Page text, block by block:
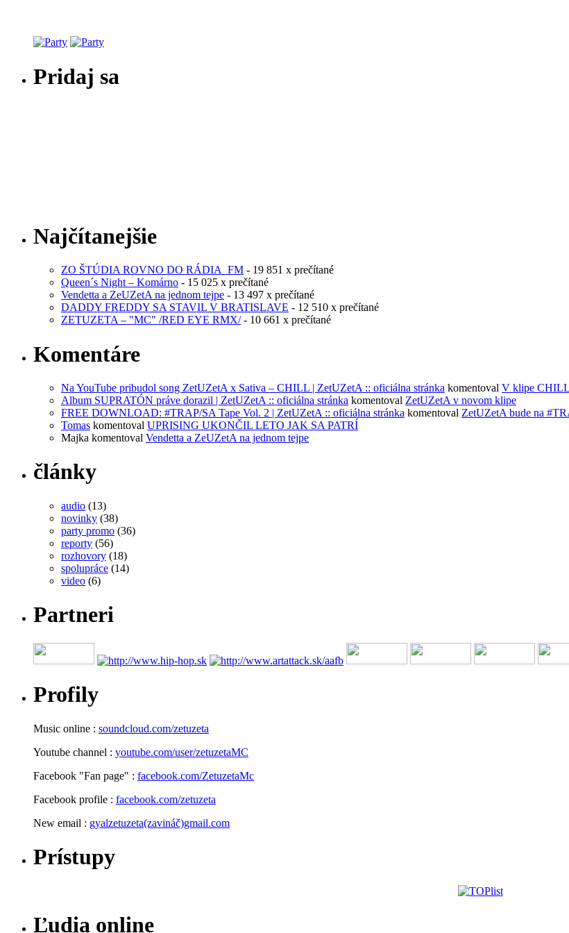
Pridaj sa
Najčítanejšie
ZO ŠTÚDIA ROVNO DO RÁDIA_FM - 19 851 x prečítané
Queen´s Night – Komárno - 15 025 x prečítané
Vendetta a ZeUZetA na jednom tejpe - 13 497 x prečítané
DADDY FREDDY SA STAVIL V BRATISLAVE - 12 510 x prečítané
ZETUZETA – "MC" /RED EYE RMX/- 10 661 x prečítané
Komentáre
Na YouTube pribudol song ZetUZetA x Sativa – CHILL | ZetUZetA :: oficiálna stránka komentoval V klipe CHILL
Album SUPRATÓN práve dorazil | ZetUZetA :: oficiálna stránka komentoval ZetUZetA v novom klipe
FREE DOWNLOAD: #TRAP/SA Tape Vol. 2 | ZetUZetA :: oficiálna stránka komentoval ZetUZetA bude na
Tomas komentoval UPRISING UKONČIL LETO JAK SA PATRÍ
Majka komentoval Vendetta a ZeUZetA na jednom tejpe
články
audio (13)
novinky (38)
party promo (36)
reporty (56)
rozhovory (18)
spolupráce (14)
video (6)
Partneri
Profily
Music online : soundcloud.com/zetuzeta
Youtube channel : youtube.com/user/zetuzetaMC
Facebook "Fan page" : facebook.com/ZetuzetaMc
Facebook profile : facebook.com/zetuzeta
New email : gyalzetuzeta(zavináč)gmail.com
Prístupy
Ľudia online